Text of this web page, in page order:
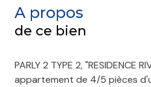
A propos
de ce bien
PARLY 2 TYPE 2, "RESIDENCE
appartement de 4/5 pièces